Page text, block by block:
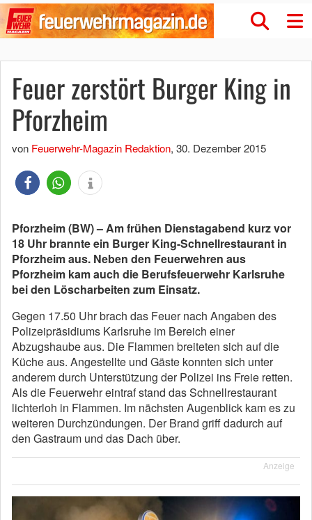
Feuer zerstört Burger King in
Pforzheim
von Feuerwehr-Magazin Redaktion, 30. Dezember 2015
Pforzheim (BW) – Am frühen Dienstagabend kurz vor
18 Uhr brannte ein Burger King-Schnellrestaurant in
Pforzheim aus. Neben den Feuerwehren aus
Pforzheim kam auch die Berufsfeuerwehr Karlsruhe
bei den Löscharbeiten zum Einsatz.
Gegen 17.50 Uhr brach das Feuer nach Angaben des
Polizeipräsidiums Karlsruhe im Bereich einer
Abzugshaube aus. Die Flammen breiteten sich auf die
Küche aus. Angestellte und Gäste konnten sich unter
anderem durch Unterstützung der Polizei ins Freie retten.
Als die Feuerwehr eintraf stand das Schnellrestaurant
lichterloh in Flammen. Im nächsten Augenblick kam es zu
weiteren Durchzündungen. Der Brand griff dadurch auf
den Gastraum und das Dach über.
Anzeige